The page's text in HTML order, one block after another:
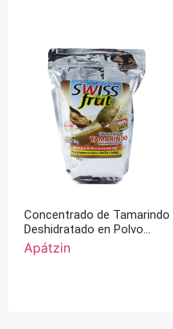
Concentrado de Tamarindo
Deshidratado en Polvo
Swiss Frut Apátzin 100%
Natural
Apátzin